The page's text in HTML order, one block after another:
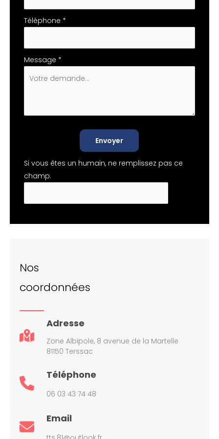
Téléphone *
Message *
Envoyer
Si vous êtes un humain, ne remplissez pas ce
champ.
Nos
coordonnées
Adresse
Zone Albipole, 8 avenue de la Martelle
81150 Terssac
Téléphone
06 03 43 74 48
Email